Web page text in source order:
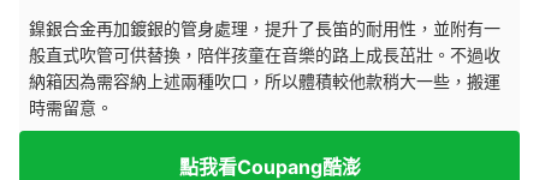
鎳銀合金再加鍍銀的管身處理，提升了長笛的耐用性，並附有一
般直式吹管可供替換，陪伴孩童在音樂的路上成長茁壯。不過收
納箱因為需容納上述兩種吹口，所以體積較他款稍大一些，搬運
時需留意。
點我看Coupang酷澎